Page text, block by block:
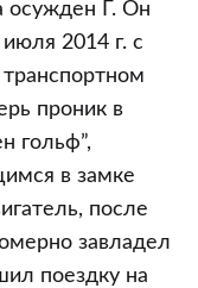
осужден Г. Он
2014 г. с
проник в
гольф”,
в замке
после
завладел
поездку на